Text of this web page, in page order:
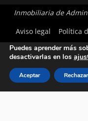
Inmobiliaria de
Aviso legal
Política
Utilizamos cookies
Puedes aprender más
desactivarlas en los
Aceptar Rechazar